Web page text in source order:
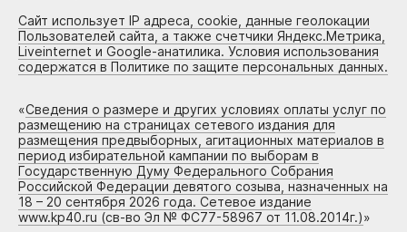
Сайт использует IP адреса, cookie, данные геолокации
Пользователей сайта, а также счетчики Яндекс.Метрика,
Liveinternet и Google-анатилика. Условия использования
содержатся в Политике по защите персональных данных.
«Сведения о размере и других условиях оплаты услуг по
размещению на страницах сетевого издания для
размещения предвыборных, агитационных материалов в
период избирательной кампании по выборам в
Государственную Думу Федерального Собрания
Российской Федерации девятого созыва, назначенных на
18 – 20 сентября 2026 года. Сетевое издание
www.kp40.ru (св-во Эл № ФС77-58967 от 11.08.2014г.)»